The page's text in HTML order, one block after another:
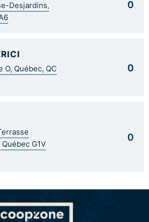
Desjardins,
0
O, Québec, QC
0
G1V
0